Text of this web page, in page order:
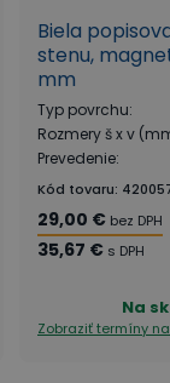
Biela
stenu,
mm
Typ povrchu:
Rozmery š x v
Prevedenie:
Kód tovaru:
29,00 € bez DPH
35,67 € s DPH
Na
Zobraziť termíny